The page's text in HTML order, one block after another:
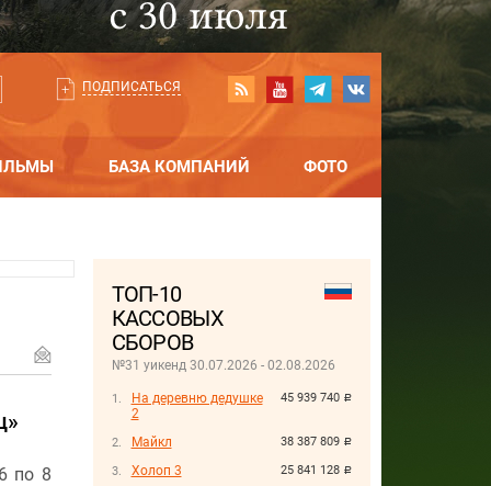
ПОДПИСАТЬСЯ
БАЗА КОМПАНИЙ ФОТО
ТОП-10
КАССОВЫХ
СБОРОВ
№31 уикенд 30.07.2026 - 02.08.2026
45 939 740 руб.
На деревню дедушке
2
38 387 809 руб.
Майкл
25 841 128 руб.
Холоп 3
по 8